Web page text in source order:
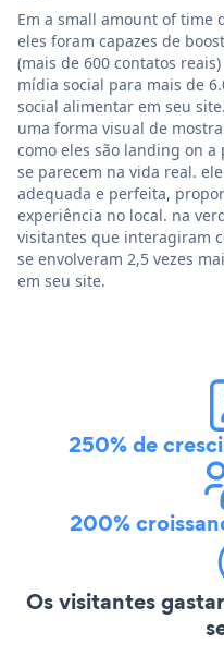
Em a small amount of time
eles foram capazes de
(mais de 600 contatos
mídia social para mais de
social alimentar em seu
uma forma visual de
como eles são landing on
se parecem na vida real.
adequada e perfeita,
experiência no local. na
visitantes que interagiram
se envolveram 2,5 vezes
em seu site.
250% de
200%
Os visitantes